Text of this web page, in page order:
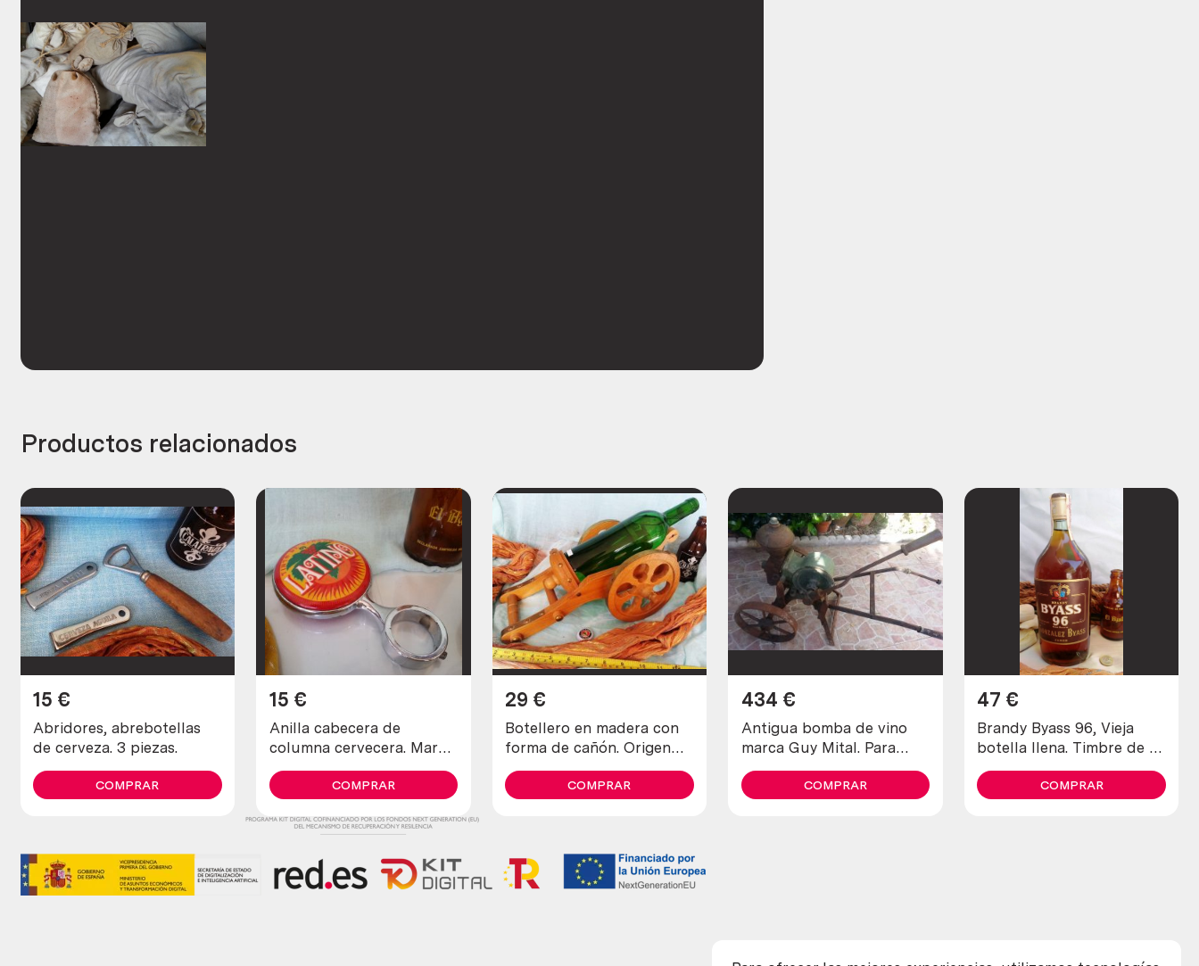
Productos relacionados
Abridores, abrebotellas
de cerveza. 3 piezas.
15 €
COMPRAR
Anilla cabecera de
columna cervecera. Marca
Latino.
15 €
COMPRAR
Botellero en madera con
forma de cañón. Origen
alemán
29 €
COMPRAR
Antigua bomba de vino
marca Guy Mital. Para
restaurar. Rústica.
434 €
COMPRAR
Brandy Byass 96, Vieja
botella llena. Timbre de 4
pesetas.
47 €
COMPRAR